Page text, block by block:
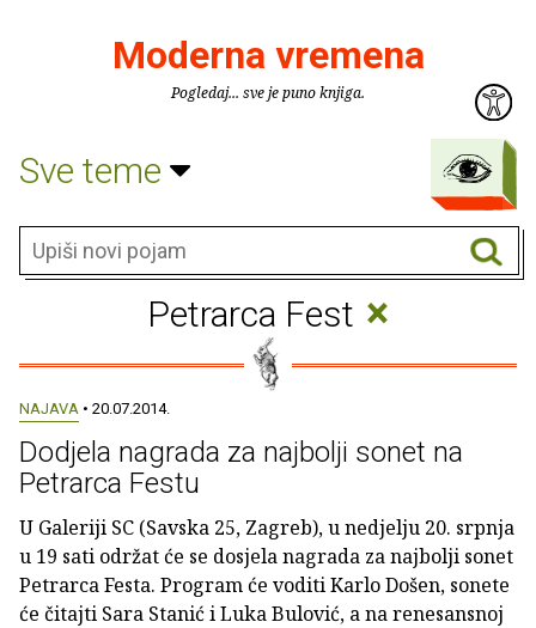
Moderna vremena
Pogledaj... sve je puno knjiga.
Sve teme
Petrarca Fest ×
NAJAVA • 20.07.2014.
Dodjela nagrada za najbolji sonet na
Petrarca Festu
U Galeriji SC (Savska 25, Zagreb), u nedjelju 20. srpnja
u 19 sati održat će se dosjela nagrada za najbolji sonet
Petrarca Festa. Program će voditi Karlo Došen, sonete
će čitajti Sara Stanić i Luka Bulović, a na renesansnoj